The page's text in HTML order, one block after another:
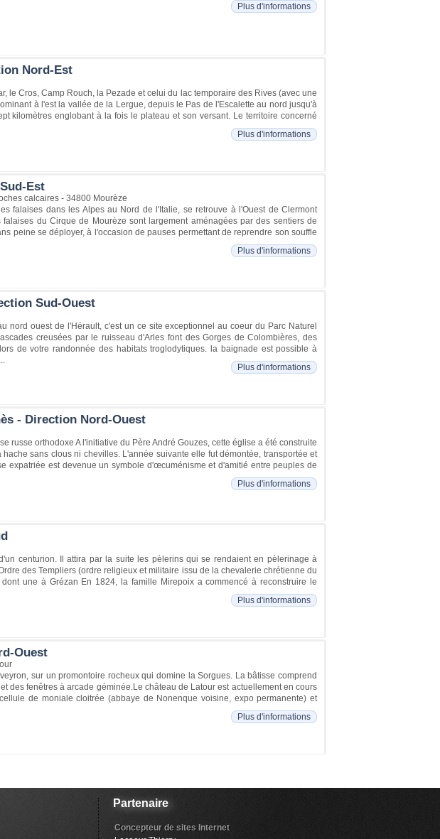
Plus d'informations
Nord-Est
le Cros, Camp Rouch, la Pezade et celui du lac temporaire des Rives (avec une
à l'est la vallée de la Lergue, depuis le Pas de l'Escalette au nord jusqu'à
kilomètres englobant à la fois le plateau et son versant. Le territoire concerné
Plus d'informations
Est
calcaires - 34800 Mourèze
falaises dans les Alpes au Nord de l'Italie, se retrouve à l'Ouest de Clermont
du Cirque de Mourèze sont largement aménagées par des sentiers de
peine se déployer, à l'occasion de pauses permettant de reprendre son souffle
Plus d'informations
Sud-Ouest
nord ouest de l'Hérault, c'est un ce site exceptionnel au coeur du Parc Naturel
creusées par le ruisseau d'Arles font des Gorges de Colombières, des
de votre randonnée des habitats troglodytiques. la baignade est possible à
Plus d'informations
- Direction Nord-Ouest
russe orthodoxe A l'initiative du Père André Gouzes, cette église a été construite
sans clous ni chevilles. L'année suivante elle fut démontée, transportée et
expatriée est devenue un symbole d'œcuménisme et d'amitié entre peuples de
Plus d'informations
centurion. Il attira par la suite les pèlerins qui se rendaient en pèlerinage à
des Templiers (ordre religieux et militaire issu de la chevalerie chrétienne du
une à Grézan En 1824, la famille Mirepoix a commencé à reconstruire le
Plus d'informations
Ouest
sur un promontoire rocheux qui domine la Sorgues. La bâtisse comprend
des fenêtres à arcade géminée.Le château de Latour est actuellement en cours
de moniale cloitrée (abbaye de Nonenque voisine, expo permanente) et
Plus d'informations
Partenaire
Concepteur de sites Internet